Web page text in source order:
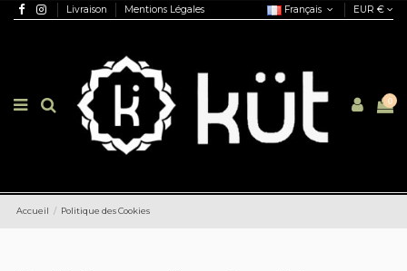
Livraison Mentions Légales Français EUR €
0
Accueil Politique des Cookies